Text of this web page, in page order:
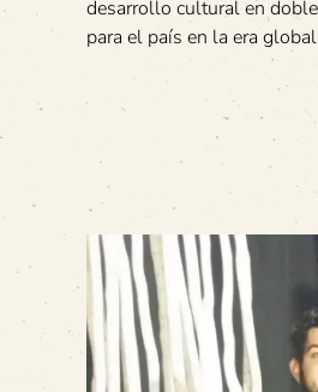
desarrollo cultural en
para el país en la era